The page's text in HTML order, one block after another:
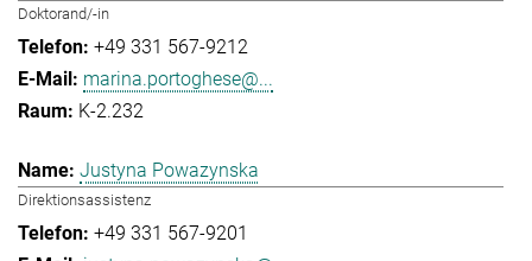
Doktorand/-in
+49 331 567-9212
marina.portoghese@...
K-2.232
Justyna Powazynska
Direktionsassistenz
+49 331 567-9201